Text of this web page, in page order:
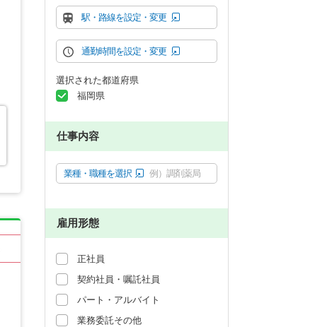
駅・路線を設定・変更
通勤時間を設定・変更
選択された都道府県
福岡県
仕事内容
業種・職種を選択 例）調剤薬局
雇用形態
正社員
契約社員・嘱託社員
パート・アルバイト
業務委託その他